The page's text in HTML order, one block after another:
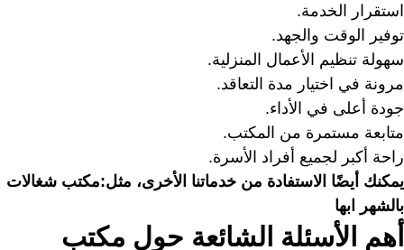
استقرار الخدمة.
توفير الوقت والجهد.
سهولة تنظيم الأعمال المنزلية.
مرونة في اختيار مدة التعاقد.
جودة أعلى في الأداء.
متابعة مستمرة من المكتب.
راحة أكبر لجميع أفراد الأسرة.
يمكنك أيضًا الاستفادة من خدماتنا الأخرى، مثل:مكتب شغالات
بالشهر ابها
أهم الأسئلة الشائعة حول مكتب